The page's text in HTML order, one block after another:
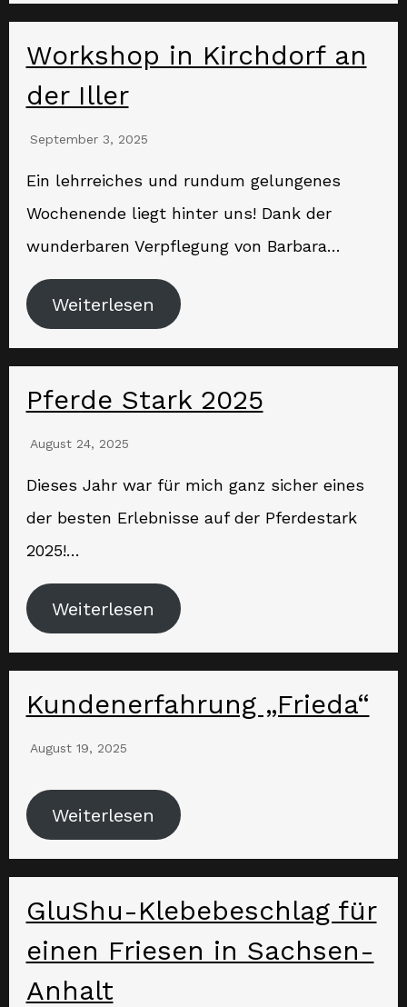
Workshop in Kirchdorf an
der Iller
September 3, 2025
Ein lehrreiches und rundum gelungenes
Wochenende liegt hinter uns! Dank der
wunderbaren Verpflegung von Barbara…
Weiterlesen
Pferde Stark 2025
August 24, 2025
Dieses Jahr war für mich ganz sicher eines
der besten Erlebnisse auf der Pferdestark
2025!…
Weiterlesen
Kundenerfahrung „Frieda“
August 19, 2025
Weiterlesen
GluShu-Klebebeschlag für
einen Friesen in Sachsen-
Anhalt